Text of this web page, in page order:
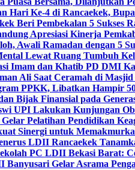
Hari Ke-4 di Rancaekek,
Beri Pembekalan 5 Sukses
Apresiasi Kinerja
Awali Ramadan dengan 5
Lewat Ruang Tumbuh
Imam dan Khatib PD DMI
Ali Saat Ceramah di
PPKK, Libatkan Hampir
Bijak Finansial pada
UPI Lakukan Kunjungan
Pelatihan Pendidikan
Sinergi untuk
LDII Rancaekek
PC LDII Bekasi Barat:
Banyusari Gelar Asrama